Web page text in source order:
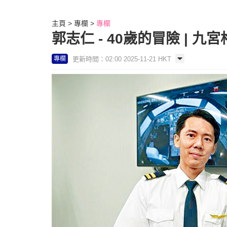
主頁 專欄 專欄
郭志仁 - 40歲的冒險 | 九宮
專欄 更新時間：02:00 2025-11-21 HKT